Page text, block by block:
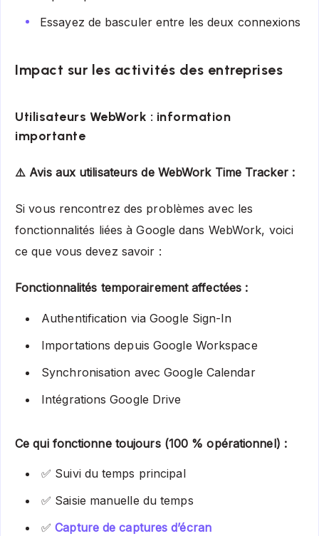
Essayez de basculer entre les deux connexions
Impact sur les activités des entreprises
Utilisateurs WebWork : information
importante
⚠️ Avis aux utilisateurs de WebWork Time Tracker :
Si vous rencontrez des problèmes avec les
fonctionnalités liées à Google dans WebWork, voici
ce que vous devez savoir :
Fonctionnalités temporairement affectées :
Authentification via Google Sign-In
Importations depuis Google Workspace
Synchronisation avec Google Calendar
Intégrations Google Drive
Ce qui fonctionne toujours (100 % opérationnel) :
✅ Suivi du temps principal
✅ Saisie manuelle du temps
✅Capture de captures d’écran